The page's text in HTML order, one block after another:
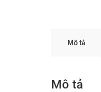
Mô tả
Mô tả